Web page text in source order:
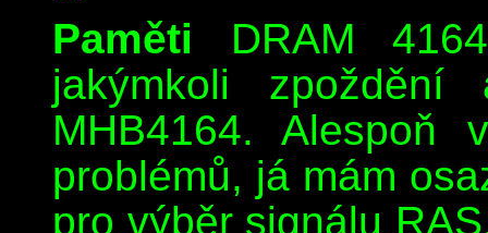
Paměti DRAM
jakýmkoli
MHB4164. Alespoň
problémů, já mám
pro výběr signálu